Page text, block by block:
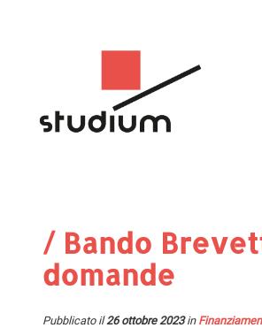
/ Bando
domande
Pubblicato il26 ottobre 2023in